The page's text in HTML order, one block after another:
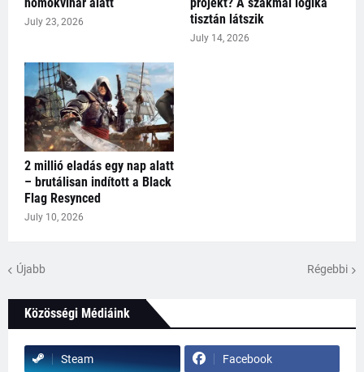
July 23, 2026
tisztán látszik
July 14, 2026
2 millió eladás egy nap alatt
– brutálisan indított a Black
Flag Resynced
July 10, 2026
Újabb Régebbi
Közösségi Médiáink
Steam Facebook